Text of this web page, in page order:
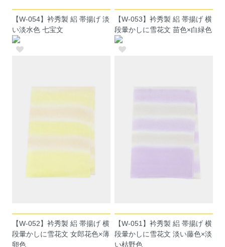
【W-054】衿秀製 絽 帯揚げ 淡
い淡水色 七宝文
【W-053】衿秀製 絽 帯揚げ 横
段暈かしに雪花文 苗色×白緑色
【W-052】衿秀製 絽 帯揚げ 横
段暈かしに雪花文 女郎花色×薄
卵色
【W-051】衿秀製 絽 帯揚げ 横
段暈かしに雪花文 淡い藤色×淡
い枯野色